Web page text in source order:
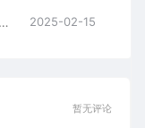
海上生明月中秋节节日祝福书法艺术字AI8.0格式激光打标文件通用矢量图 2025-02-15
暂无评论